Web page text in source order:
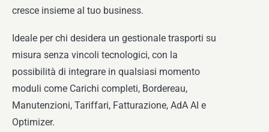
cresce insieme al tuo business.
Ideale per chi desidera un gestionale trasporti su
misura senza vincoli tecnologici, con la
possibilità di integrare in qualsiasi momento
moduli come Carichi completi, Bordereau,
Manutenzioni, Tariffari, Fatturazione, AdA AI e
Optimizer.